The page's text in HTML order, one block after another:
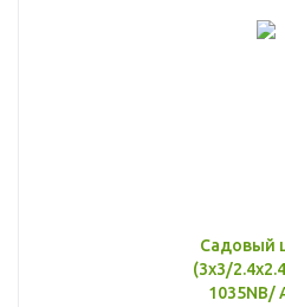
Садовый
(3x3/
1035NB/